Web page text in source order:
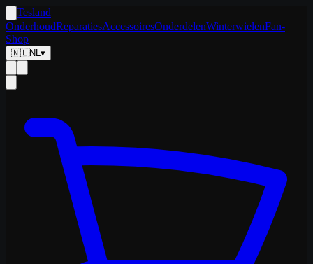
Tesland
OnderhoudReparatiesAccessoiresOnderdelenWinterwielenFan-
Shop
🇳🇱NL▾